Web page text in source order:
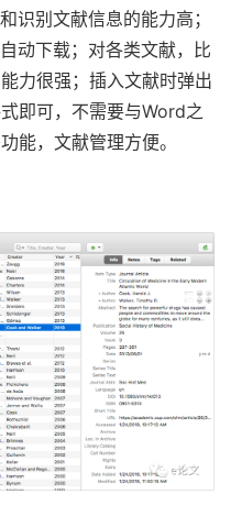
识别文献信息的能力高；
动下载；对各类文献，比
力很强；插入文献时弹出
即可，不需要与Word之
能，文献管理方便。